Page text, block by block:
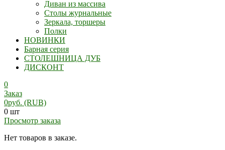
Диван из массива
Столы журнальные
Зеркала, торшеры
Полки
НОВИНКИ
Барная серия
СТОЛЕШНИЦА ДУБ
ДИСКОНТ
0
Заказ
0руб. (RUB)
0 шт
Просмотр заказа
Нет товаров в заказе.